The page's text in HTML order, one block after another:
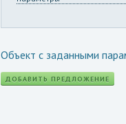
Объект с заданными
ДОБАВИТЬ ПРЕДЛОЖЕНИЕ